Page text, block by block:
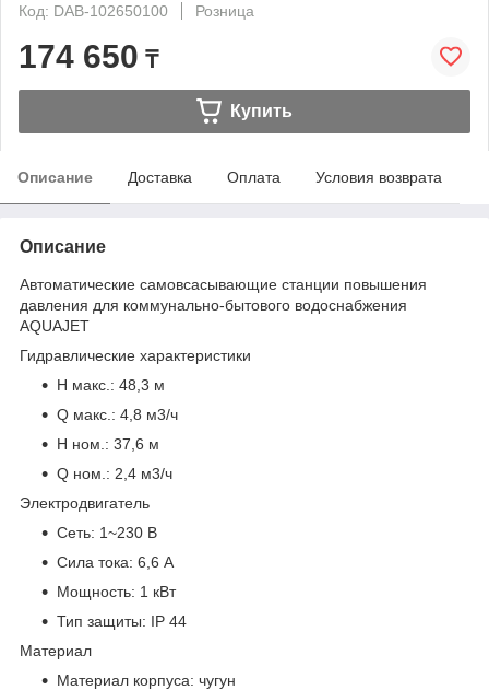
Код: DAB-102650100
Розница
174 650 ₸
Купить
Описание Доставка Оплата Условия возврата
Описание
Автоматические самовсасывающие станции повышения
давления для коммунально-бытового водоснабжения
AQUAJET
Гидравлические характеристики
H макс.: 48,3 м
Q макс.: 4,8 м3/ч
H ном.: 37,6 м
Q ном.: 2,4 м3/ч
Электродвигатель
Сеть: 1~230 В
Сила тока: 6,6 А
Мощность: 1 кВт
Тип защиты: IP 44
Материал
Материал корпуса: чугун